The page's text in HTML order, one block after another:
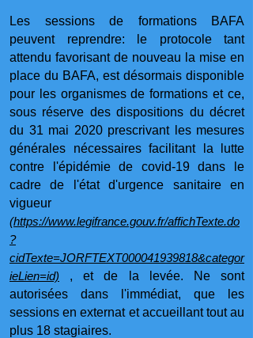
Les sessions de formations BAFA
peuvent reprendre: le protocole tant
attendu favorisant de nouveau la mise en
place du BAFA, est désormais disponible
pour les organismes de formations et ce,
sous réserve des dispositions du décret
du 31 mai 2020 prescrivant les mesures
générales nécessaires facilitant la lutte
contre l'épidémie de covid-19 dans le
cadre de l'état d'urgence sanitaire en
vigueur
(https://www.legifrance.gouv.fr/affichTexte.do
?
cidTexte=JORFTEXT000041939818&categor
ieLien=id) , et de la levée. Ne sont
autorisées dans l'immédiat, que les
sessions en externat et accueillant tout au
plus 18 stagiaires.